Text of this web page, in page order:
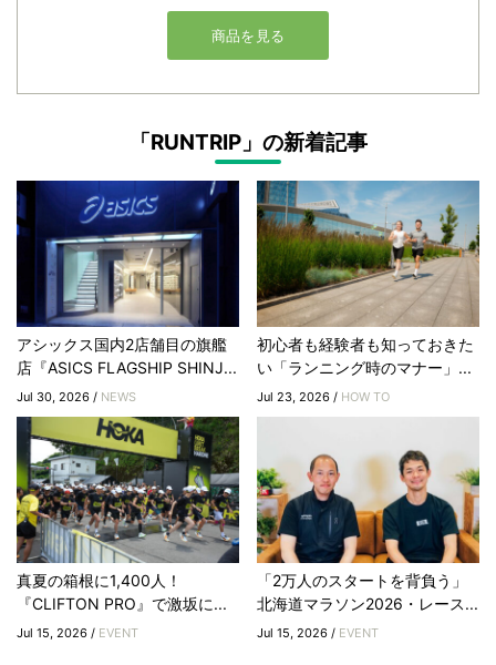
「RUNTRIP」の新着記事
アシックス国内2店舗目の旗艦
店『ASICS FLAGSHIP SHINJ...
Jul 30, 2026 / NEWS
初心者も経験者も知っておきた
い「ランニング時のマナー」...
Jul 23, 2026 / HOW TO
真夏の箱根に1,400人！
『CLIFTON PRO』で激坂に...
Jul 15, 2026 / EVENT
「2万人のスタートを背負う」
北海道マラソン2026・レース...
Jul 15, 2026 / EVENT